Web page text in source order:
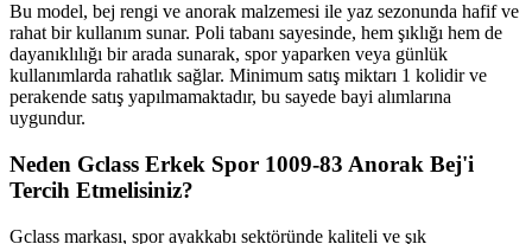
Bu model, bej rengi ve anorak malzemesi ile yaz sezonunda hafif ve
rahat bir kullanım sunar. Poli tabanı sayesinde, hem şıklığı hem de
dayanıklılığı bir arada sunarak, spor yaparken veya günlük
kullanımlarda rahatlık sağlar. Minimum satış miktarı 1 kolidir ve
perakende satış yapılmamaktadır, bu sayede bayi alımlarına
uygundur.
Neden Gclass Erkek Spor 1009-83 Anorak Bej'i
Tercih Etmelisiniz?
Gclass markası, spor ayakkabı sektöründe kaliteli ve şık